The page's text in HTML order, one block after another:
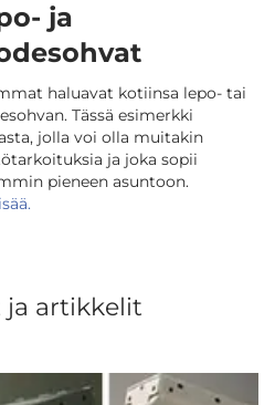
ja
haluavat kotiinsa lepo- tai
Tässä esimerkki
jolla voi olla muitakin
ja joka sopii
pieneen asuntoon.
ja artikkelit